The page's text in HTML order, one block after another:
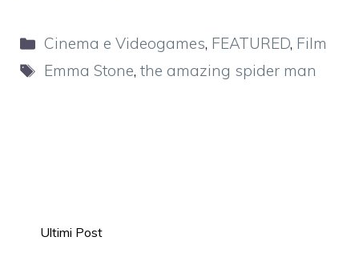
Categorie
Cinema e Videogames, FEATURED, Film
Tag
Emma Stone,the amazing spider man
Ultimi Post